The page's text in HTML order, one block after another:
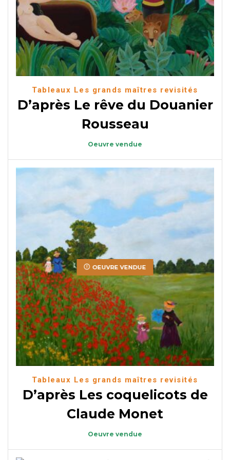
Tableaux Les grands maîtres revisités
D’après Le rêve du Douanier
Rousseau
Oeuvre vendue
OEUVRE VENDUE
Tableaux Les grands maîtres revisités
D’après Les coquelicots de
Claude Monet
Oeuvre vendue